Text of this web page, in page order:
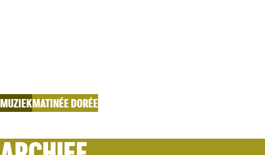
MUZIEKMATINÉE DORÉE